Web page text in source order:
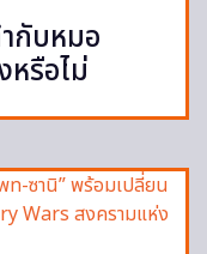
กับหมอ
หรือไม่